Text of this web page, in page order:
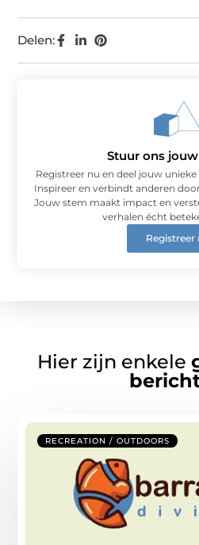
Delen:
Stuur ons
Registreer nu en deel jouw
Inspireer en verbindt anderen
Jouw stem maakt impact en
verhalen écht
Registreer
Hier zijn enkele
RECREATION / OUTDOORS